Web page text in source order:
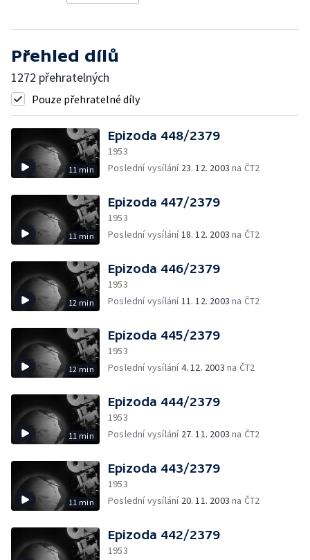
Přehled dílů
1272 přehratelných
Pouze přehratelné díly
11 min
Epizoda 448/2379
1953
Poslední vysílání 23. 12. 2003 na ČT2
11 min
Epizoda 447/2379
1953
Poslední vysílání18. 12. 2003 na ČT2
12 min
Epizoda 446/2379
1953
Poslední vysílání11. 12. 2003 na ČT2
12 min
Epizoda 445/2379
1953
Poslední vysílání4. 12. 2003 na ČT2
11 min
Epizoda 444/2379
1953
Poslední vysílání 27. 11. 2003 na ČT2
11 min
Epizoda 443/2379
1953
Poslední vysílání 20. 11. 2003 na ČT2
Epizoda 442/2379
1953